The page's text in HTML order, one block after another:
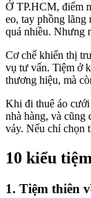
Ở TP.HCM, điểm
eo, tay phồng lãng
quá nhiều. Nhưng
Cơ chế khiến thị
vụ tư vấn. Tiệm ở
thương hiệu, mà
Khi đi thuê áo cưới
nhà hàng, và cũng
váy. Nếu chỉ chọn
10 kiểu
1. Tiệm thiên